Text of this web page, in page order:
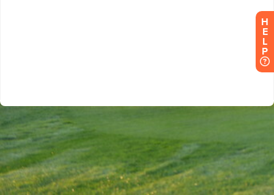
H
E
L
P